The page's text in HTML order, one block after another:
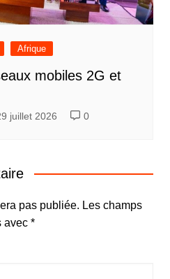
Afrique
mobiles 2G et
juillet 2026 0
pas publiée. Les champs
avec *